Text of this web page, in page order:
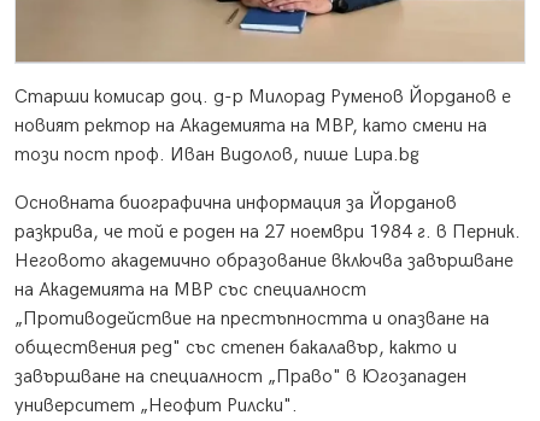
Старши комисар доц. д-р Милорад Руменов Йорданов е
новият ректор на Академията на МВР, като смени на
този пост проф. Иван Видолов, пише Lupa.bg
Основната биографична информация за Йорданов
разкрива, че той е роден на 27 ноември 1984 г. в Перник.
Неговото академично образование включва завършване
на Академията на МВР със специалност
„Противодействие на престъпността и опазване на
обществения ред" със степен бакалавър, както и
завършване на специалност „Право" в Югозападен
университет „Неофит Рилски".